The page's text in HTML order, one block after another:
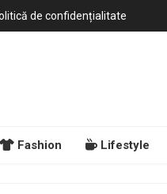
de confidențialitate
Fashion Lifestyle